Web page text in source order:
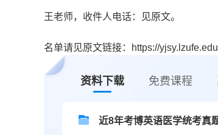
王老师，收件人电话：见原文。
名单请见原文链接：https://
资料下载 免费课程
近8年考博英语医学统考真